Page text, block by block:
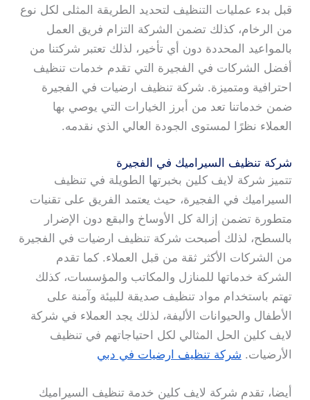
قبل بدء عمليات التنظيف لتحديد الطريقة المثلى لكل نوع
من الرخام، كذلك تضمن الشركة التزام فريق العمل
بالمواعيد المحددة دون أي تأخير، لذلك تعتبر شركتنا من
أفضل الشركات في الفجيرة التي تقدم خدمات تنظيف
احترافية ومتميزة. شركة تنظيف ارضيات في الفجيرة
ضمن خدماتنا تعد من أبرز الخيارات التي يوصي بها
العملاء نظرًا لمستوى الجودة العالي الذي نقدمه.
شركة تنظيف السيراميك في الفجيرة
تتميز شركة لايف كلين بخبرتها الطويلة في تنظيف
السيراميك في الفجيرة، حيث يعتمد الفريق على تقنيات
متطورة تضمن إزالة كل الأوساخ والبقع دون الإضرار
بالسطح، لذلك أصبحت شركة تنظيف ارضيات في الفجيرة
من الشركات الأكثر ثقة من قبل العملاء. كما تقدم
الشركة خدماتها للمنازل والمكاتب والمؤسسات، كذلك
تهتم باستخدام مواد تنظيف صديقة للبيئة وآمنة على
الأطفال والحيوانات الأليفة، لذلك يجد العملاء في شركة
لايف كلين الحل المثالي لكل احتياجاتهم في تنظيف
الأرضيات. شركة تنظيف ارضيات في دبي
أيضا، تقدم شركة لايف كلين خدمة تنظيف السيراميك